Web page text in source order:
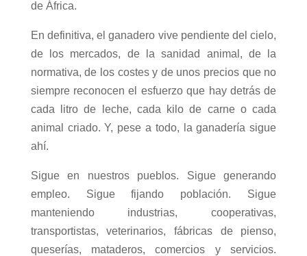
de África.
En definitiva, el ganadero vive pendiente del cielo,
de los mercados, de la sanidad animal, de la
normativa, de los costes y de unos precios que no
siempre reconocen el esfuerzo que hay detrás de
cada litro de leche, cada kilo de carne o cada
animal criado. Y, pese a todo, la ganadería sigue
ahí.
Sigue en nuestros pueblos. Sigue generando
empleo. Sigue fijando población. Sigue
manteniendo industrias, cooperativas,
transportistas, veterinarios, fábricas de pienso,
queserías, mataderos, comercios y servicios.